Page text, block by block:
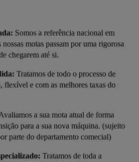
Somos a referência nacional em
nossas motas passam por uma rigorosa
chegarem até si.
Tratamos de todo o processo de
flexível e com as melhores taxas do
a sua mota atual de forma
para a sua nova máquina. (sujeito
parte do departamento comecial)
Tratamos de toda a